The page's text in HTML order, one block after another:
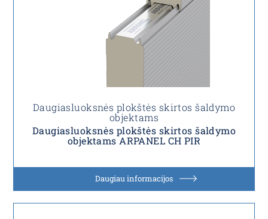
Daugiasluoksnės plokštės skirtos šaldymo
objektams
Daugiasluoksnės plokštės skirtos šaldymo
objektams ARPANEL CH PIR
Daugiau informacijos